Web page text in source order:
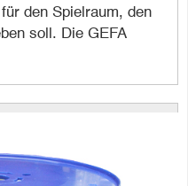
den Spielraum, den
soll. Die GEFA